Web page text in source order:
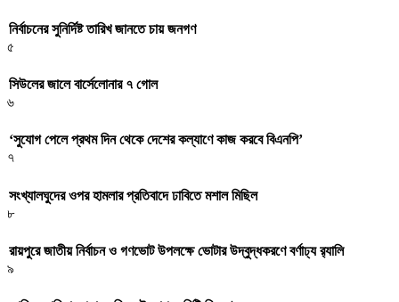
নির্বাচনের সুনির্দিষ্ট তারিখ জানতে চায় জনগণ
৫
সিউলের জালে বার্সেলোনার ৭ গোল
৬
‌‘সুযোগ পেলে প্রথম দিন থেকে দেশের কল্যাণে কাজ করবে বিএনপি’
৭
সংখ্যালঘুদের ওপর হামলার প্রতিবাদে ঢাবিতে মশাল মিছিল
৮
রায়পুরে জাতীয় নির্বাচন ও গণভোট উপলক্ষে ভোটার উদ্বুদ্ধকরণে বর্ণাঢ্য র‍্যালি
৯